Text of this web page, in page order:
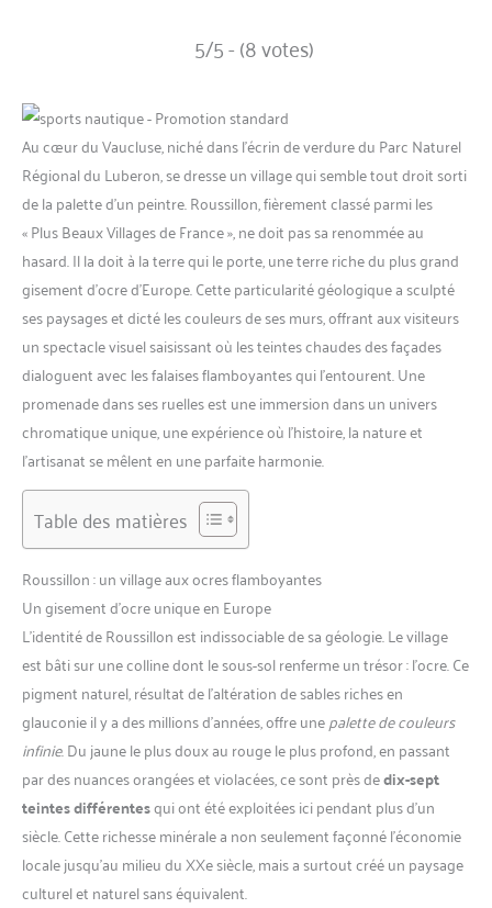
5/5 - (8 votes)
Au cœur du Vaucluse, niché dans l’écrin de verdure du Parc Naturel
Régional du Luberon, se dresse un village qui semble tout droit sorti
de la palette d’un peintre. Roussillon, fièrement classé parmi les
« Plus Beaux Villages de France », ne doit pas sa renommée au
hasard. Il la doit à la terre qui le porte, une terre riche du plus grand
gisement d’ocre d’Europe. Cette particularité géologique a sculpté
ses paysages et dicté les couleurs de ses murs, offrant aux visiteurs
un spectacle visuel saisissant où les teintes chaudes des façades
dialoguent avec les falaises flamboyantes qui l’entourent. Une
promenade dans ses ruelles est une immersion dans un univers
chromatique unique, une expérience où l’histoire, la nature et
l’artisanat se mêlent en une parfaite harmonie.
Table des matières
Roussillon : un village aux ocres flamboyantes
Un gisement d’ocre unique en Europe
L’identité de Roussillon est indissociable de sa géologie. Le village
est bâti sur une colline dont le sous-sol renferme un trésor : l’ocre. Ce
pigment naturel, résultat de l’altération de sables riches en
glauconie il y a des millions d’années, offre unepalette de couleurs
infinie. Du jaune le plus doux au rouge le plus profond, en passant
par des nuances orangées et violacées, ce sont près dedix-sept
teintes différentesqui ont été exploitées ici pendant plus d’un
siècle. Cette richesse minérale a non seulement façonné l’économie
locale jusqu’au milieu du XXe siècle, mais a surtout créé un paysage
culturel et naturel sans équivalent.